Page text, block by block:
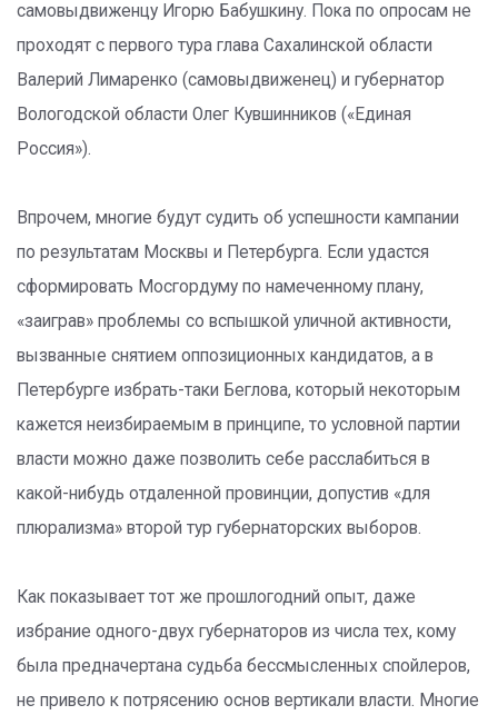
самовыдвиженцу Игорю Бабушкину. Пока по опросам не
проходят с первого тура глава Сахалинской области
Валерий Лимаренко (самовыдвиженец) и губернатор
Вологодской области Олег Кувшинников («Единая
Россия»).
Впрочем, многие будут судить об успешности кампании
по результатам Москвы и Петербурга. Если удастся
сформировать Мосгордуму по намеченному плану,
«заиграв» проблемы со вспышкой уличной активности,
вызванные снятием оппозиционных кандидатов, а в
Петербурге избрать-таки Беглова, который некоторым
кажется неизбираемым в принципе, то условной партии
власти можно даже позволить себе расслабиться в
какой-нибудь отдаленной провинции, допустив «для
плюрализма» второй тур губернаторских выборов.
Как показывает тот же прошлогодний опыт, даже
избрание одного-двух губернаторов из числа тех, кому
была предначертана судьба бессмысленных спойлеров,
не привело к потрясению основ вертикали власти. Многие